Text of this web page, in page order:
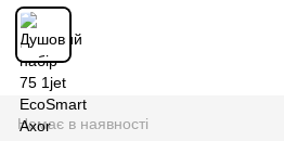
Немає в наявності